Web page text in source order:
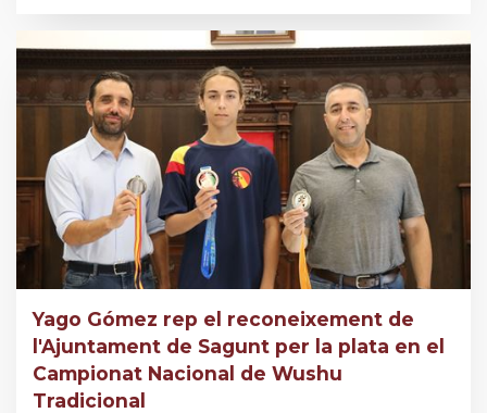
Yago Gómez rep el reconeixement de
l'Ajuntament de Sagunt per la plata en el
Campionat Nacional de Wushu
Tradicional